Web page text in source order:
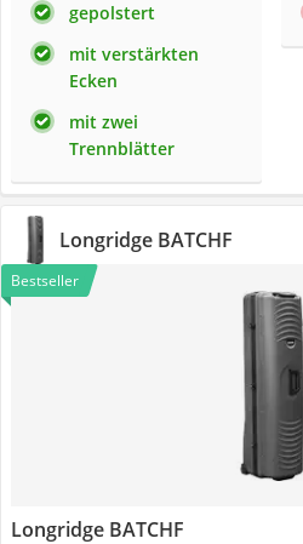
gepolstert
mit verstärkten
Ecken
mit zwei
Trennblätter
Longridge BATCHF
Bestseller
Longridge BATCHF